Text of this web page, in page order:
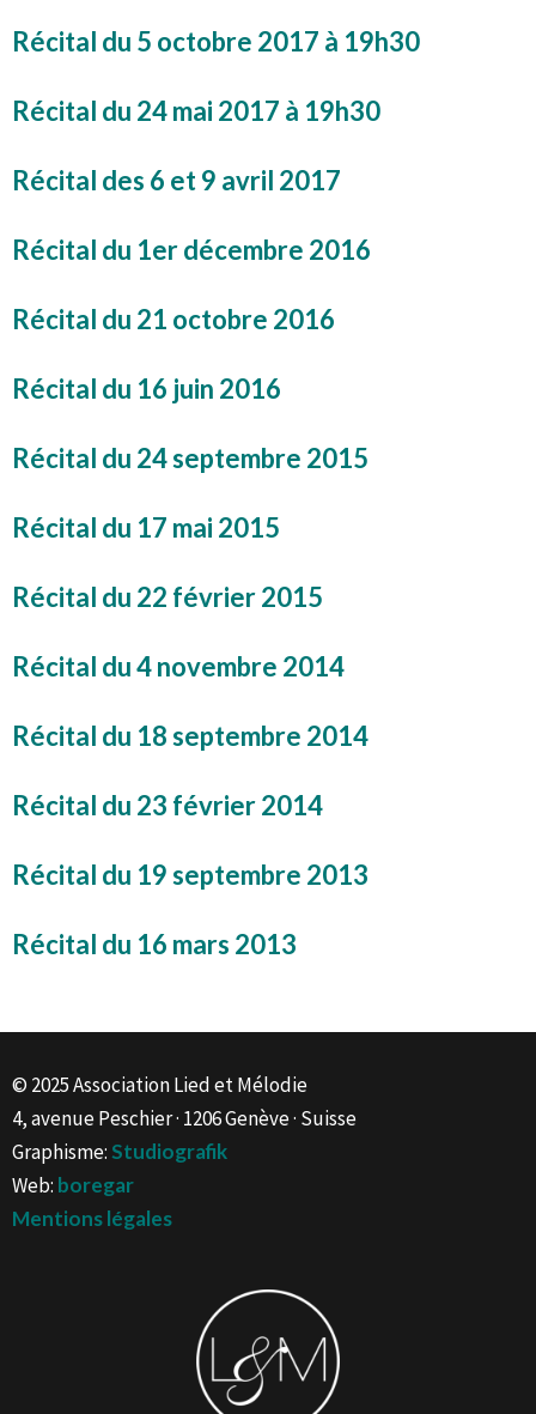
Récital du 5 octobre 2017 à 19h30
Récital du 24 mai 2017 à 19h30
Récital des 6 et 9 avril 2017
Récital du 1er décembre 2016
Récital du 21 octobre 2016
Récital du 16 juin 2016
Récital du 24 septembre 2015
Récital du 17 mai 2015
Récital du 22 février 2015
Récital du 4 novembre 2014
Récital du 18 septembre 2014
Récital du 23 février 2014
Récital du 19 septembre 2013
Récital du 16 mars 2013
© 2025 Association Lied et Mélodie
4, avenue Peschier · 1206 Genève · Suisse
Graphisme:Studiografik
Web: boregar
Mentions légales